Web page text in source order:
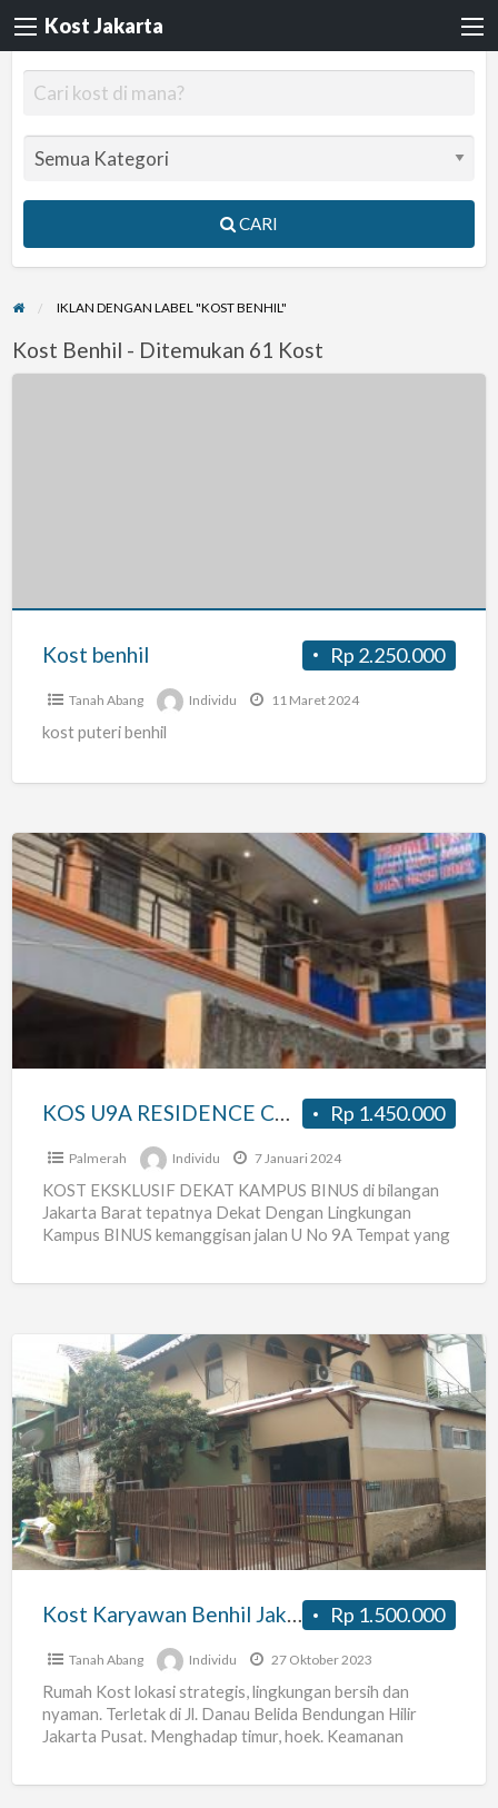
Kost Jakarta
CARI
IKLAN DENGAN LABEL "KOST BENHIL"
Kost Benhil - Ditemukan 61 Kost
Rp 2.250.000
Kost benhil
Tanah Abang Individu 11 Maret 2024
kost puteri benhil
KOS
U9A
RESIDENCE
COCOK
untuk
dekat
binus
Rp 1.450.000
KOS U9A RESIDENCE COCOK untuk WFH dekat kampus binus
Palmerah Individu 7 Januari 2024
KOST EKSKLUSIF DEKAT KAMPUS BINUS di bilangan
Jakarta Barat tepatnya Dekat Dengan Lingkungan
Kampus BINUS kemanggisan jalan U No 9A Tempat yang
Karyawan
Benhil
JakPus
Rp 1.500.000
Kost Karyawan Benhil JakPus
Tanah Abang Individu 27 Oktober 2023
Rumah Kost lokasi strategis, lingkungan bersih dan
nyaman. Terletak di Jl. Danau Belida Bendungan Hilir
Jakarta Pusat. Menghadap timur, hoek. Keamanan